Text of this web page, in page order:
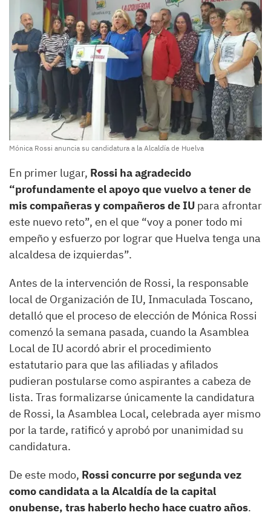
Mónica Rossi anuncia su candidatura a la Alcaldía de Huelva
En primer lugar, Rossi ha agradecido
“profundamente el apoyo que vuelvo a tener de
mis compañeras y compañeros de IU para afrontar
este nuevo reto”, en el que “voy a poner todo mi
empeño y esfuerzo por lograr que Huelva tenga una
alcaldesa de izquierdas”.
Antes de la intervención de Rossi, la responsable
local de Organización de IU, Inmaculada Toscano,
detalló que el proceso de elección de Mónica Rossi
comenzó la semana pasada, cuando la Asamblea
Local de IU acordó abrir el procedimiento
estatutario para que las afiliadas y afilados
pudieran postularse como aspirantes a cabeza de
lista. Tras formalizarse únicamente la candidatura
de Rossi, la Asamblea Local, celebrada ayer mismo
por la tarde, ratificó y aprobó por unanimidad su
candidatura.
De este modo, Rossi concurre por segunda vez
como candidata a la Alcaldía de la capital
onubense, tras haberlo hecho hace cuatro años.